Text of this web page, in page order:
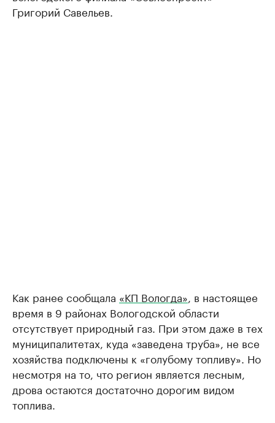
Григорий Савельев.
Как ранее сообщала «КП Вологда», в настоящее
время в 9 районах Вологодской области
отсутствует природный газ. При этом даже в тех
муниципалитетах, куда «заведена труба», не все
хозяйства подключены к «голубому топливу». Но
несмотря на то, что регион является лесным,
дрова остаются достаточно дорогим видом
топлива.